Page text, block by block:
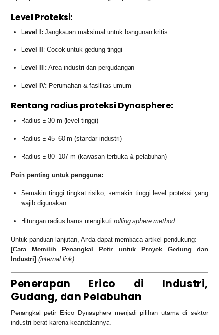
Level Proteksi:
Level I: Jangkauan maksimal untuk bangunan kritis
Level II: Cocok untuk gedung tinggi
Level III: Area industri dan pergudangan
Level IV: Perumahan & fasilitas umum
Rentang radius proteksi Dynasphere:
Radius ± 30 m (level tinggi)
Radius ± 45–60 m (standar industri)
Radius ± 80–107 m (kawasan terbuka & pelabuhan)
Poin penting untuk pengguna:
Semakin tinggi tingkat risiko, semakin tinggi level proteksi yang
wajib digunakan.
Hitungan radius harus mengikutirolling sphere method.
Untuk panduan lanjutan, Anda dapat membaca artikel pendukung:
[Cara Memilih Penangkal Petir untuk Proyek Gedung dan
Industri] (internal link)
Penerapan Erico di Industri,
Gudang, dan Pelabuhan
Penangkal petir Erico Dynasphere menjadi pilihan utama di sektor
industri berat karena keandalannya.